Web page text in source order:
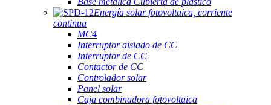
Energía solar fotovoltaica, corriente
continua
MC4
Interruptor aislado de CC
Interruptor de CC
Contactor de CC
Controlador solar
Panel solar
Caja combinadora fotovoltaica